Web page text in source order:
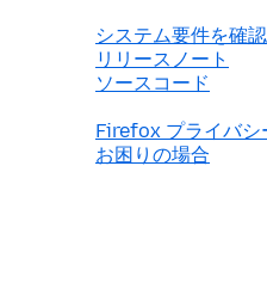
システム要件を確認
リリースノート
ソースコード
Firefox プライバシ
お困りの場合